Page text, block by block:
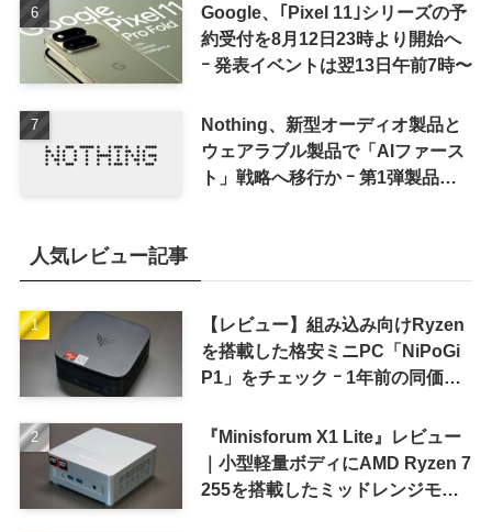
Google、｢Pixel 11｣シリーズの予
約受付を8月12日23時より開始へ
ｰ 発表イベントは翌13日午前7時〜
Nothing、新型オーディオ製品と
ウェアラブル製品で「AIファース
ト」戦略へ移行か ｰ 第1弾製品は
人気レビュー記事
【レビュー】組み込み向けRyzen
を搭載した格安ミニPC「NiPoGi
P1」をチェック ｰ 1年前の同価格
『Minisforum X1 Lite』レビュー
｜小型軽量ボディにAMD Ryzen 7
255を搭載したミッドレンジモデ